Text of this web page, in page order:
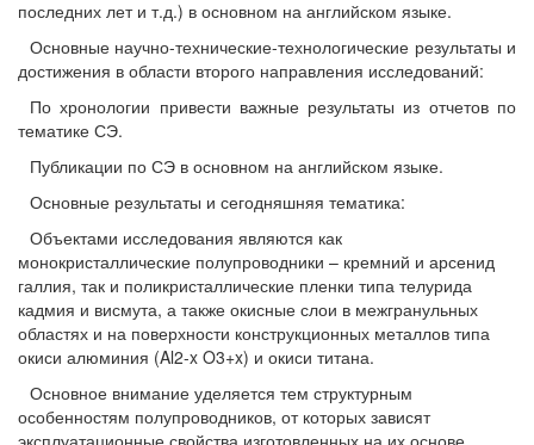
последних лет и т.д.) в основном на английском языке.
Основные научно-технические-технологические результаты и
достижения в области второго направления исследований:
По хронологии привести важные результаты из отчетов по
тематике СЭ.
Публикации по СЭ в основном на английском языке.
Основные результаты и сегодняшняя тематика:
Объектами исследования являются как
монокристаллические полупроводники – кремний и арсенид
галлия, так и поликристаллические пленки типа телурида
кадмия и висмута, а также окисные слои в межгранульных
областях и на поверхности конструкционных металлов типа
окиси алюминия (Al2-x O3+x) и окиси титана.
Основное внимание уделяется тем структурным
особенностям полупроводников, от которых зависят
эксплуатационные свойства изготовленных на их основе